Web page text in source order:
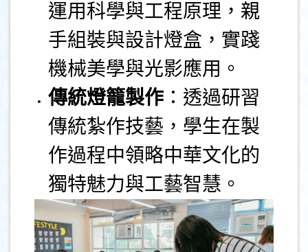
運用科學與工程原理，親
手組裝與設計燈盒，實踐
機械美學與光影應用。
傳統燈籠製作 ：透過研習
傳統紮作技藝，學生在製
作過程中領略中華文化的
獨特魅力與工藝智慧。